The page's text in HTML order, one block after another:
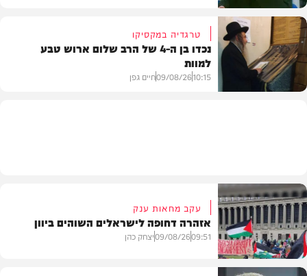
חרדים
טרגדיה במקסיקו
נכדו בן ה-4 של הרב שלום ארוש טבע
למוות
10:15
09/08/26חיים גפן
עקב מחאות ענק
אזהרה דחופה לישראלים השוהים ביוון
09:51
09/08/26יצחק כהן